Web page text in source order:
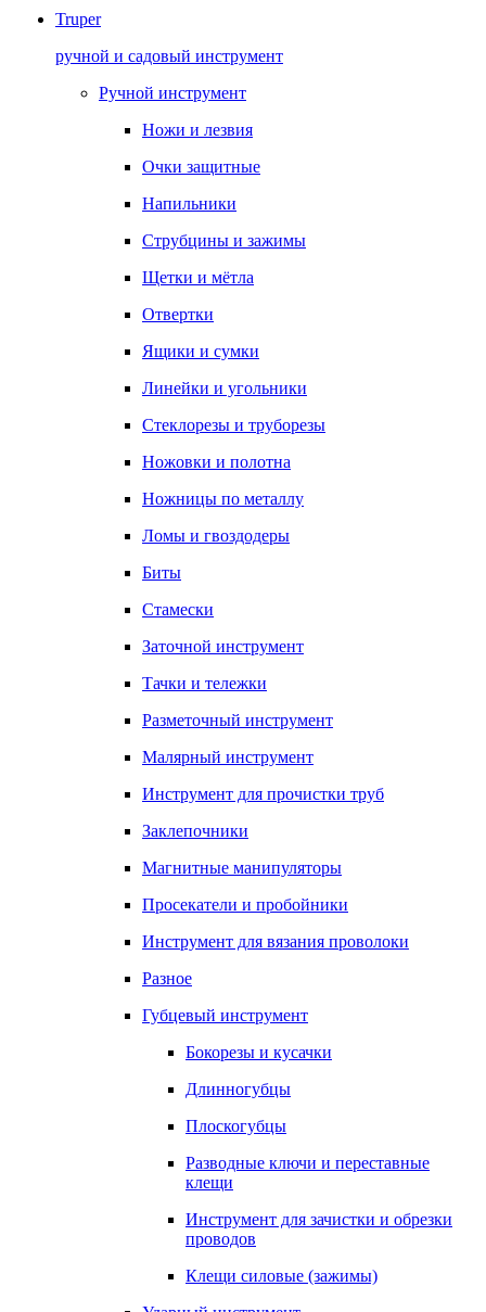
Truper
ручной и садовый инструмент
Ручной инструмент
Ножи и лезвия
Очки защитные
Напильники
Струбцины и зажимы
Щетки и мётла
Отвертки
Ящики и сумки
Линейки и угольники
Стеклорезы и труборезы
Ножовки и полотна
Ножницы по металлу
Ломы и гвоздодеры
Биты
Стамески
Заточной инструмент
Тачки и тележки
Разметочный инструмент
Малярный инструмент
Инструмент для прочистки труб
Заклепочники
Магнитные манипуляторы
Просекатели и пробойники
Инструмент для вязания проволоки
Разное
Губцевый инструмент
Бокорезы и кусачки
Длинногубцы
Плоскогубцы
Разводные ключи и переставные
клещи
Инструмент для зачистки и обрезки
проводов
Клещи силовые (зажимы)